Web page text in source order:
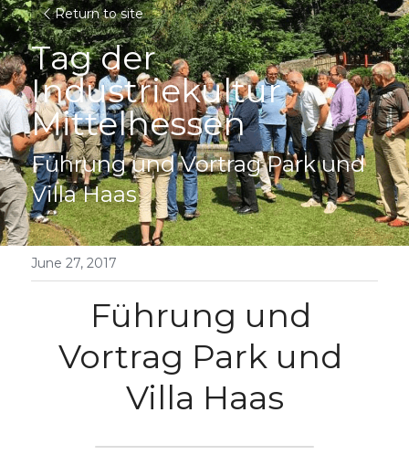
Return to site
Tag der
Industriekultur
Mittelhessen
Führung und Vortrag Park und
Villa Haas
June 27, 2017
Führung und
Vortrag Park und
Villa Haas